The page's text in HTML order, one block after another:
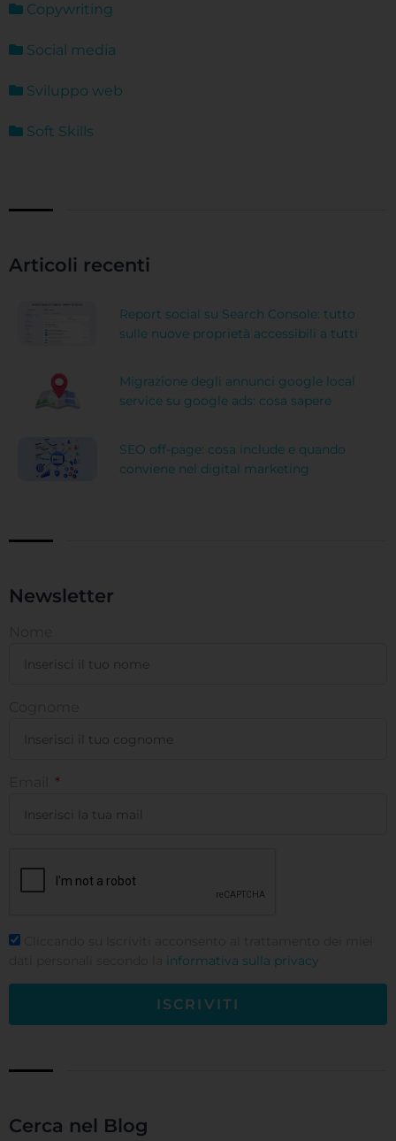
Copywriting
Social media
Sviluppo web
Soft Skills
Articoli recenti
Report social su Search Console: tutto
sulle nuove proprietà accessibili a tutti
Migrazione degli annunci google local
service su google ads: cosa sapere
SEO off-page: cosa include e quando
conviene nel digital marketing
Newsletter
informativa sulla privacy
ISCRIVITI
Cerca nel Blog